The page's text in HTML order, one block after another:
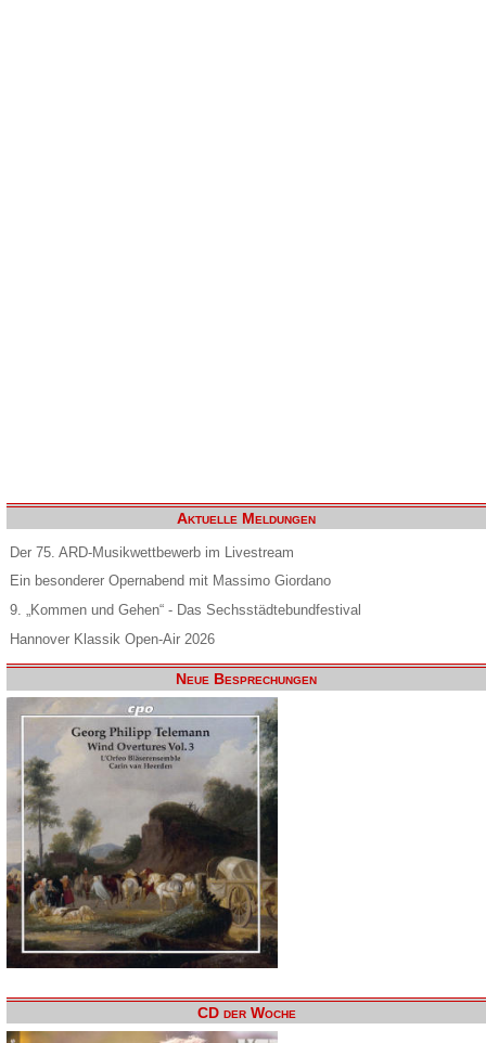
Aktuelle Meldungen
Der 75. ARD-Musikwettbewerb im Livestream
Ein besonderer Opernabend mit Massimo Giordano
9. „Kommen und Gehen“ - Das Sechsstädtebundfestival
Hannover Klassik Open-Air 2026
Neue Besprechungen
CD der Woche